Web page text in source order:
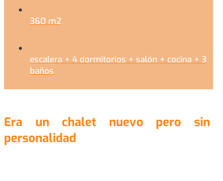
360 m2
escalera + 4 dormitorios + salón + cocina + 3
baños
Era un chalet nuevo pero sin
personalidad